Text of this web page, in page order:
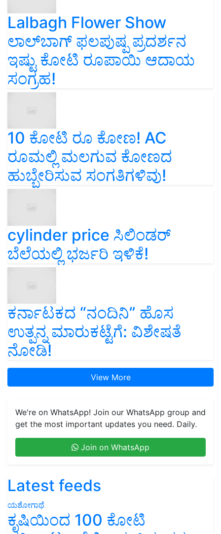
Lalbagh Flower Show
ಲಾಲ್‌ಬಾಗ್ ಫಲಪುಷ್ಪ ಪ್ರದರ್ಶನ
ಇಷ್ಟು ಕೋಟಿ ರೂಪಾಯಿ ಆದಾಯ
ಸಂಗ್ರಹ!
10 ಕೋಟಿ ರೂ ಕೋಣ! AC
ರೂಮಲ್ಲಿ ಮಲಗುವ ಕೋಣದ
ಹುಬ್ಬೇರಿಸುವ ಸಂಗತಿಗಳಿವು!
cylinder price ಸಿಲಿಂಡರ್‌
ಬೆಲೆಯಲ್ಲಿ ಭರ್ಜರಿ ಇಳಿಕೆ!
ಕರ್ನಾಟಕದ “ನಂದಿನಿ” ಹೊಸ
ಉತ್ಪನ್ನ ಮಾರುಕಟ್ಟೆಗೆ: ವಿಶೇಷತೆ
ನೋಡಿ!
View More
We're on WhatsApp! Join our WhatsApp group and
get the most important updates you need. Daily.
Join on WhatsApp
Latest feeds
ಯಶೋಗಾಥೆ
ಕೃಷಿಯಿಂದ 100 ಕೋಟಿ